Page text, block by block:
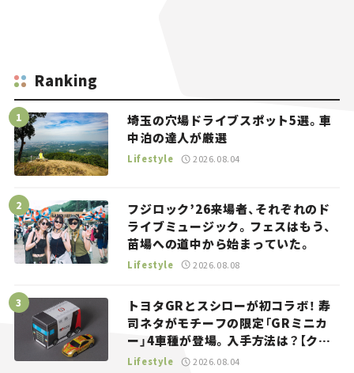
Ranking
埼玉の穴場ドライブスポット5選。車
中泊の達人が厳選
Lifestyle 2026.08.04
フジロック’26来場者、それぞれのド
ライブミュージック。フェスはもう、
苗場への道中から始まっていた。
Lifestyle 2026.08.08
トヨタGRとスシローが初コラボ！ 寿
司ネタがモチーフの限定「GRミニカ
ー」4車種が登場。入手方法は？【クル
マとホビー】
Lifestyle 2026.08.04